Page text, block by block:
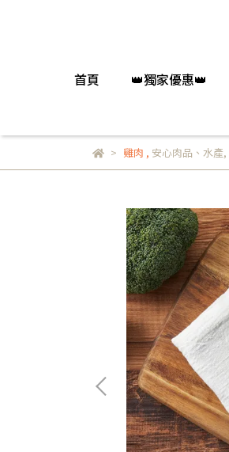
首頁 👑獨家優惠👑
雞肉 , 安心肉品、水產,